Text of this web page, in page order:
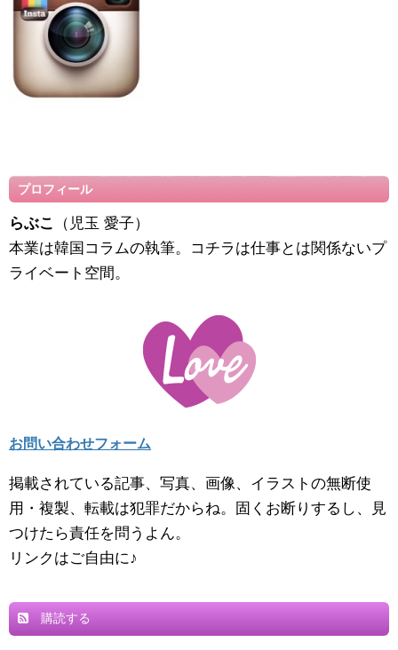
プロフィール
らぶこ
（児玉 愛子）
本業は韓国コラムの執筆。コチラは仕事とは関係ないプ
ライベート空間。
お問い合わせフォーム
掲載されている記事、写真、画像、イラストの無断使
用・複製、転載は犯罪だからね。固くお断りするし、見
つけたら責任を問うよん。
リンクはご自由に♪
購読する